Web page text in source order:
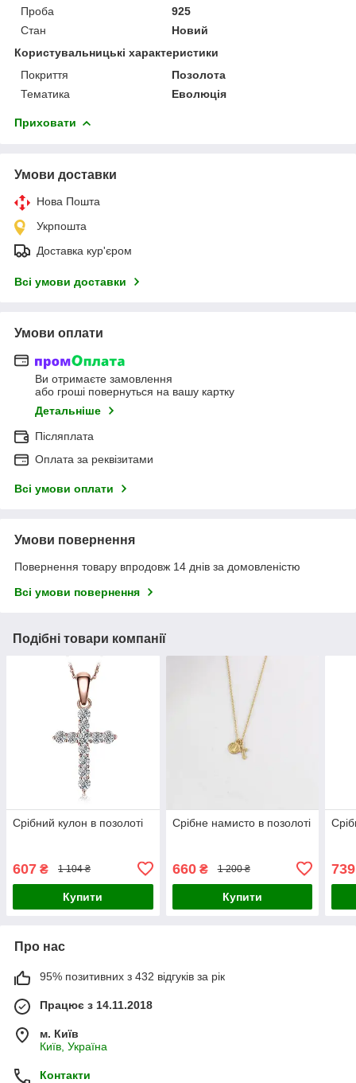
Проба
925
Стан
Новий
Користувальницькі характеристики
Покриття
Позолота
Тематика
Еволюція
Приховати
Умови доставки
Нова Пошта
Укрпошта
Доставка кур'єром
Всі умови доставки
Умови оплати
Ви отримаєте замовлення
або гроші повернуться на вашу картку
Детальніше
Післяплата
Оплата за реквізитами
Всі умови оплати
Умови повернення
Повернення товару впродовж 14 днів за домовленістю
Всі умови повернення
Подібні товари компанії
Срібний кулон в позолоті
607 ₴ 1 104 ₴
Купити
Срібне намисто в позолоті
660₴ 1 200 ₴
Купити
739
Про нас
95% позитивних з 432 відгуків за рік
Працює з 14.11.2018
м. Київ
Київ, Україна
Контакти